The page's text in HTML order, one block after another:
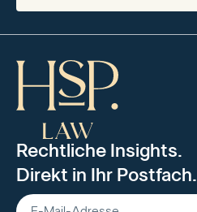
Rechtliche Insights.
Direkt in Ihr Postfach.